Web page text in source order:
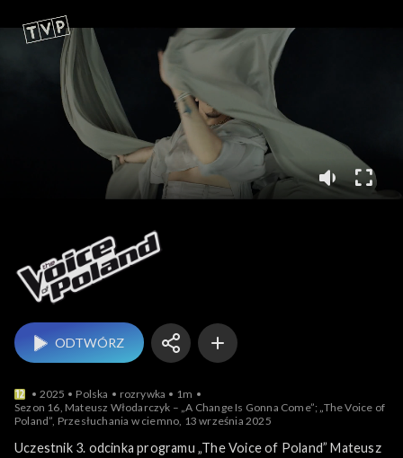
ODTWÓRZ
2025 Polska rozrywka
1m
Sezon 16, Mateusz Włodarczyk – „A Change Is Gonna Come”; „The Voice of
Poland”, Przesłuchania w ciemno, 13 września 2025
Uczestnik 3. odcinka programu „The Voice of Poland” Mateusz